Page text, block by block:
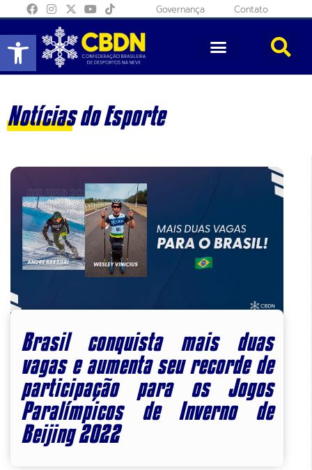
Abrir a barra de ferramentas
Governança Contato
Notícias do Esporte
Brasil conquista mais duas
vagas e aumenta seu recorde de
participação para os Jogos
Paralímpicos de Inverno de
Beijing 2022